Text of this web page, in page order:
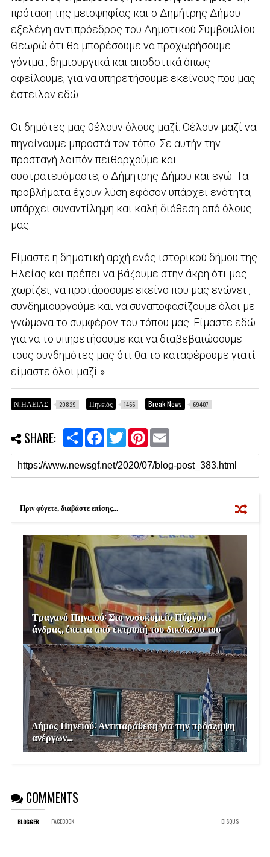
πρόταση της μειοψηφίας και ο Δημήτρης Δήμου
εξελέγη αντιπρόεδρος του Δημοτικού Συμβουλίου.
Θεωρώ ότι θα μπορέσουμε να προχωρήσουμε
γόνιμα , δημιουργικά και αποδοτικά όπως
οφείλουμε, για να υπηρετήσουμε εκείνους που μας
έστειλαν εδώ.
Οι δημότες μας θέλουν όλους μαζί. Θέλουν μαζί να
πηγαίνουμε μπροστά τον τόπο. Σε αυτήν την
προσταγή λοιπόν πειθαρχούμε και
συστρατευόμαστε, ο Δήμητρης Δήμου και εγώ. Τα
προβλήματα έχουν λύση εφόσον υπάρχει ενότητα,
υπάρχει συναντίληψη και καλή διάθεση από όλους
μας.
Είμαστε η δημοτική αρχή ενός ιστορικού δήμου της
Ηλείας και πρέπει να βάζουμε στην άκρη ότι μας
χωρίζει, να προτάσσουμε εκείνο που μας ενώνει ,
συνδημιουργούμε και να συναποφασίζουμε όλοι με
γνώμονα το συμφέρον του τόπου μας. Είμαστε εδώ
για να το υπηρετήσουμε και να διαβεβαιώσουμε
τους συνδημότες μας ότι θα το καταφέρουμε γιατί
είμαστε όλοι μαζί ».
Ν.ΗΛΕΙΑΣ 20829 Πηνειός 1466 Break News 69407
SHARE:
S
a
r
e
F
c
e
b
o
T
i
t
t
e
P
n
t
e
r
E
a
i
l
Πριν φύγετε, διαβάστε επίσης...
Τραγανό Πηνειού: Στο νοσοκομείο Πύργου
άνδρας, έπειτα από εκτροπή του δικύκλου του
Δήμος Πηνειού: Αντιπαράθεση για την πρόσληψη
ανέργων...
COMMENTS
BLOGGER FACEBOOK: DISQUS